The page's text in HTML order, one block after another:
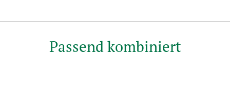
Passend kombiniert